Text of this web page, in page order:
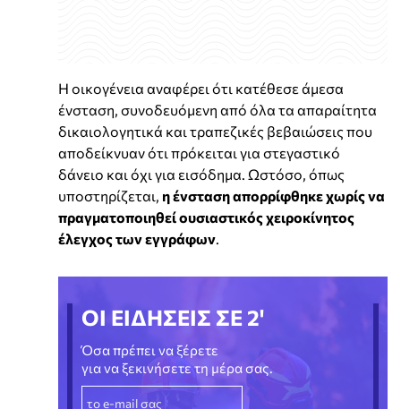
Η οικογένεια αναφέρει ότι κατέθεσε άμεσα
ένσταση, συνοδευόμενη από όλα τα απαραίτητα
δικαιολογητικά και τραπεζικές βεβαιώσεις που
αποδείκνυαν ότι πρόκειται για στεγαστικό
δάνειο και όχι για εισόδημα. Ωστόσο, όπως
υποστηρίζεται, η ένσταση απορρίφθηκε χωρίς να
πραγματοποιηθεί ουσιαστικός χειροκίνητος
έλεγχος των εγγράφων
ΟΙ ΕΙΔΗΣΕΙΣ ΣΕ 2'
Όσα πρέπει να ξέρετε
για να ξεκινήσετε τη μέρα σας.